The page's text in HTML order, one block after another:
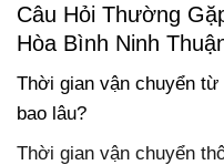
Câu Hỏi Thường
Hòa Bình Ninh
Thời gian vận chuyển từ
bao lâu?
Thời gian vận chuyển